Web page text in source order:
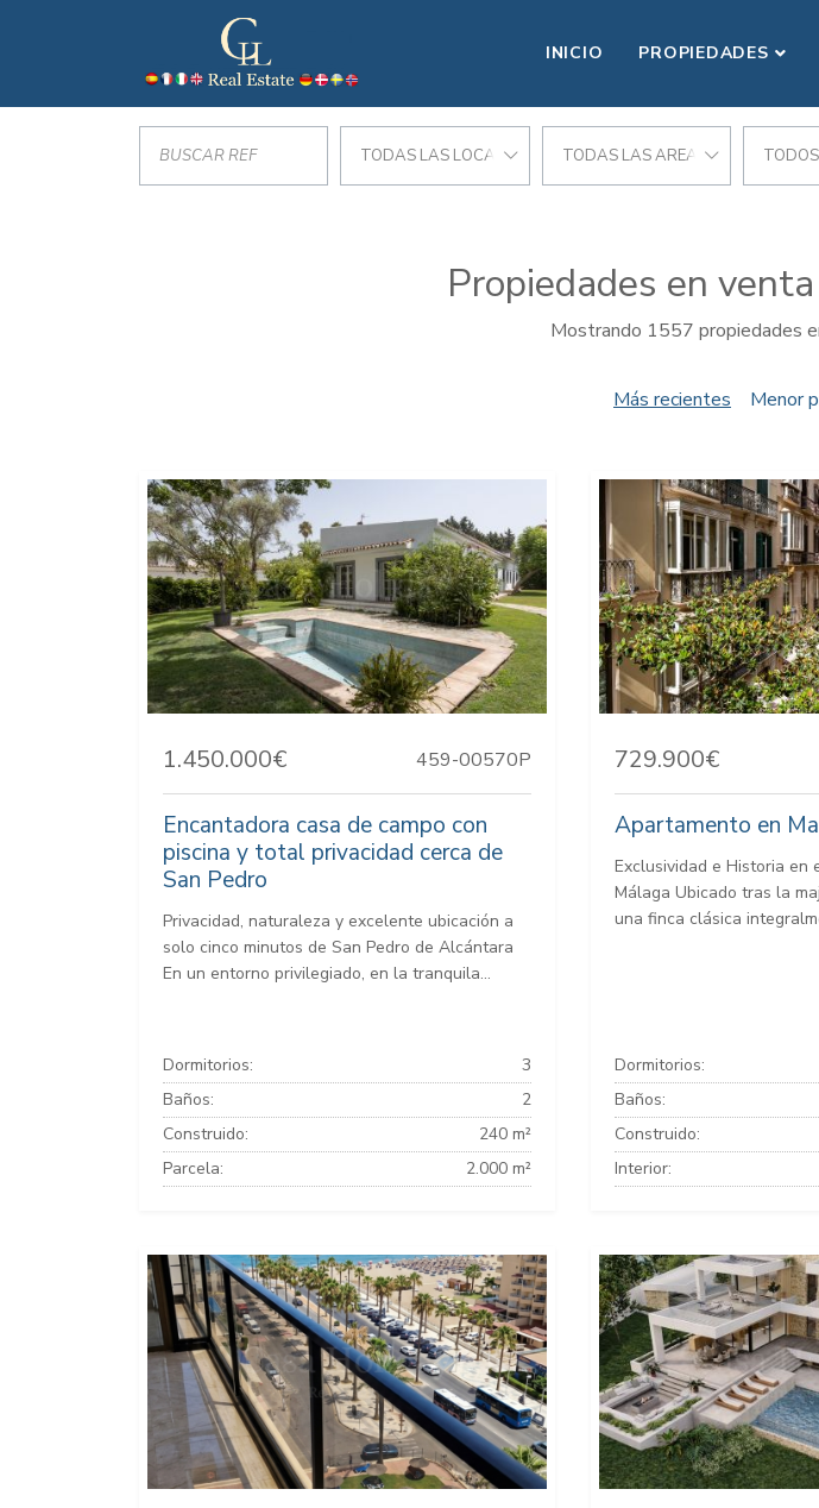
INICIO PROPIEDADES
TODAS LAS LOCALIZACIONESTODAS LAS AREAS
Propiedades en
Mostrando 1557 propiedades
Más recientes Menor
1.450.000€ 459-00570P
Encantadora casa de campo con
piscina y total privacidad cerca de
San Pedro
Privacidad, naturaleza y excelente ubicación a
solo cinco minutos de San Pedro de Alcántara
En un entorno privilegiado, en la tranquila...
Dormitorios:
3
Baños:
2
Construido:
240 m²
Parcela:
2.000 m²
729.900€
Apartamento en
Exclusividad e Historia en
Málaga Ubicado tras la
una finca clásica
Dormitorios:
Baños:
Construido:
Interior: